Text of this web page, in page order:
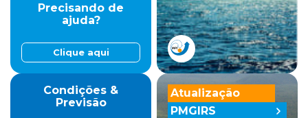
Precisando de
ajuda?
Clique aqui
Condições &
Previsão
Atualização
PMGIRS